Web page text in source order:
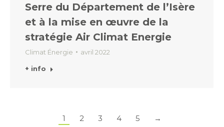
Serre du Département de l’Isère
et à la mise en œuvre de la
stratégie Air Climat Energie
Climat Énergie avril 2022
+ info
1 2 3 4 5 →